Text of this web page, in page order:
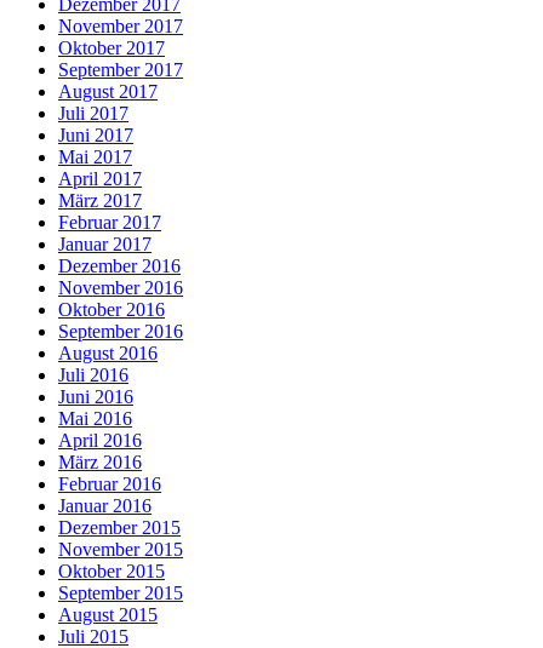
November 2017
Oktober 2017
September 2017
August 2017
Juli 2017
Juni 2017
Mai 2017
April 2017
März 2017
Februar 2017
Januar 2017
Dezember 2016
November 2016
Oktober 2016
September 2016
August 2016
Juli 2016
Juni 2016
Mai 2016
April 2016
März 2016
Februar 2016
Januar 2016
Dezember 2015
November 2015
Oktober 2015
September 2015
August 2015
Juli 2015